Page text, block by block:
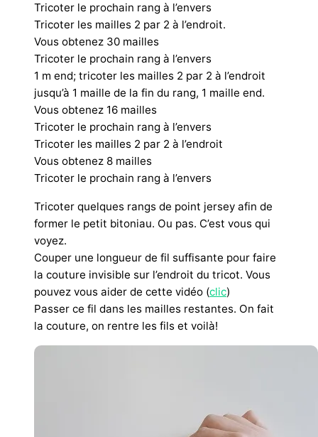
Tricoter le prochain rang à l’envers
Tricoter les mailles 2 par 2 à l’endroit.
Vous obtenez 30 mailles
Tricoter le prochain rang à l’envers
1 m end; tricoter les mailles 2 par 2 à l’endroit
jusqu’à 1 maille de la fin du rang, 1 maille end.
Vous obtenez 16 mailles
Tricoter le prochain rang à l’envers
Tricoter les mailles 2 par 2 à l’endroit
Vous obtenez 8 mailles
Tricoter le prochain rang à l’envers
Tricoter quelques rangs de point jersey afin de
former le petit bitoniau. Ou pas. C’est vous qui
voyez.
Couper une longueur de fil suffisante pour faire
la couture invisible sur l’endroit du tricot. Vous
pouvez vous aider de cette vidéo (clic)
Passer ce fil dans les mailles restantes. On fait
la couture, on rentre les fils et voilà!